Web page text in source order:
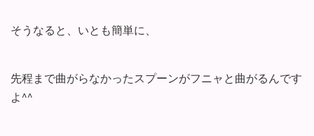
そうなると、いとも簡単に、
先程まで曲がらなかったスプーンがフニャと曲がるんです
よ^^